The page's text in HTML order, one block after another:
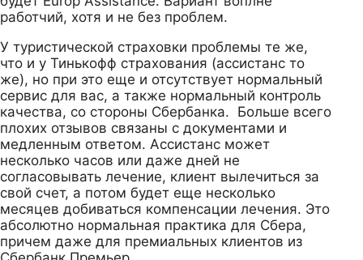
работчий, хотя и не без проблем.
У туристической страховки проблемы те же,
что и у Тинькофф страхования (ассистанс то
же), но при это еще и отсутствует нормальный
сервис для вас, а также нормальный контроль
качества, со стороны Сбербанка. Больше всего
плохих отзывов связаны с документами и
медленным ответом. Ассистанс может
несколько часов или даже дней не
согласовывать лечение, клиент вылечиться за
свой счет, а потом будет еще несколько
месяцев добиваться компенсации лечения. Это
абсолютно нормальная практика для Сбера,
причем даже для премиальных клиентов из